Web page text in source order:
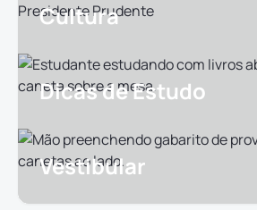
Cultura
Dicas de Estudo
Vestibular